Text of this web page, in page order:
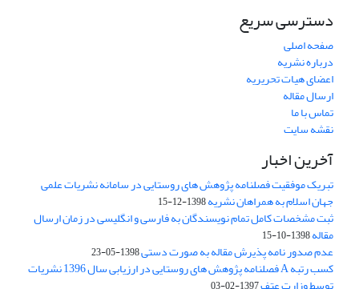
دسترسی سریع
صفحه اصلی
درباره نشریه
اعضای هیات تحریریه
ارسال مقاله
تماس با ما
نقشه سایت
آخرین اخبار
تبریک موفقیت فصلنامه پژوهش های روستایی در سامانه نشریات علمی
جهان اسلام به همراهان نشریه1398-12-15
ثبت مشخصات کامل تمام نویسندگان به فارسی و انگلیسی در زمان ارسال
مقاله1398-10-15
عدم صدور نامه پذیرش مقاله به صورت دستی1398-05-23
کسب رتبه A فصلنامه پژوهش های روستایی در ارزیابی سال 1396 نشریات